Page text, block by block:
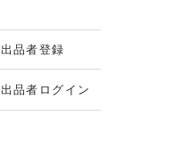
出品者登録
出品者ログイン